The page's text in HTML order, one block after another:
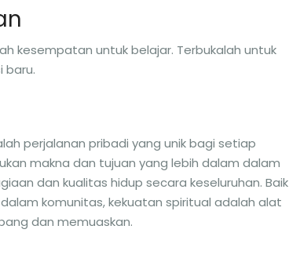
kesempatan untuk belajar. Terbukalah untuk
baru.
perjalanan pribadi yang unik bagi setiap
makna dan tujuan yang lebih dalam dalam
dan kualitas hidup secara keseluruhan. Baik
komunitas, kekuatan spiritual adalah alat
dan memuaskan.